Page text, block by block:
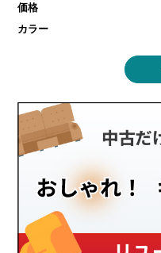
価格
カラー